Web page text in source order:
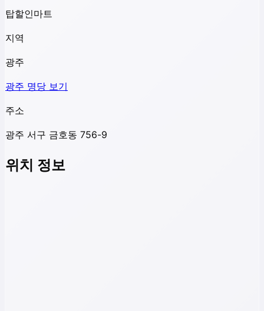
탑할인마트
지역
광주
광주 명당 보기
주소
광주 서구 금호동 756-9
위치 정보